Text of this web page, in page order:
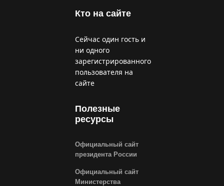
Кто на сайте
Сейчас один гость и
ни одного
зарегистрированного
пользователя на
сайте
Полезные
ресурсы
Официальный сайт
президента России
Официальный сайт
Министерства